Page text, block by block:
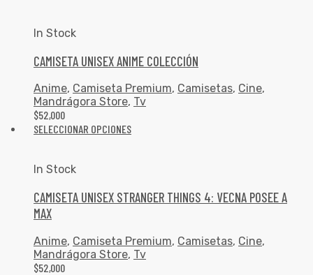
In Stock
CAMISETA UNISEX ANIME COLECCIÓN
Anime, Camiseta Premium, Camisetas, Cine,
Mandrágora Store, Tv
$52,000
SELECCIONAR OPCIONES
In Stock
CAMISETA UNISEX STRANGER THINGS 4: VECNA POSEE A
MAX
Anime, Camiseta Premium, Camisetas, Cine,
Mandrágora Store, Tv
$52,000